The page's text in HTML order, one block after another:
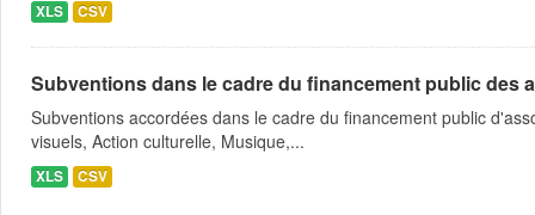
XLS CSV
Subventions dans le cadre du financement public des
Subventions accordées dans le cadre du financement public
visuels, Action culturelle, Musique,...
XLS CSV